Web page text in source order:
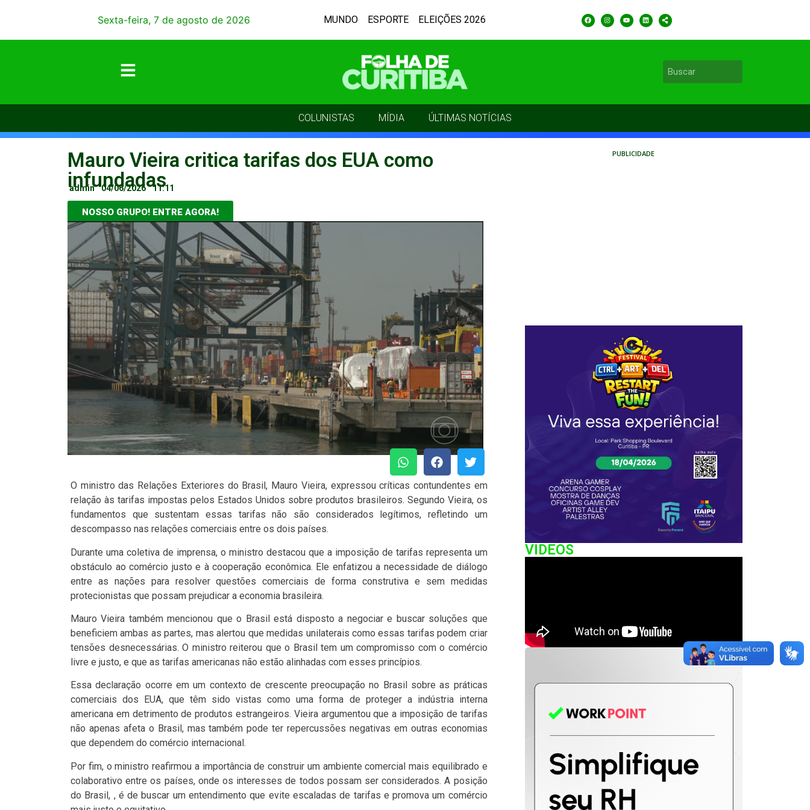
Sexta-feira, 7 de agosto de 2026 MUNDO ESPORTE ELEIÇÕES 2026
COLUNISTAS MÍDIA ÚLTIMAS NOTÍCIAS
Mauro Vieira critica tarifas dos EUA como
infundadas
admin 04/06/2026 11:11
NOSSO GRUPO! ENTRE AGORA!
O ministro das Relações Exteriores do Brasil, Mauro Vieira, expressou críticas contundentes em
relação às tarifas impostas pelos Estados Unidos sobre produtos brasileiros. Segundo Vieira, os
fundamentos que sustentam essas tarifas não são considerados legítimos, refletindo um
descompasso nas relações comerciais entre os dois países.
Durante uma coletiva de imprensa, o ministro destacou que a imposição de tarifas representa um
obstáculo ao comércio justo e à cooperação econômica. Ele enfatizou a necessidade de diálogo
entre as nações para resolver questões comerciais de forma construtiva e sem medidas
protecionistas que possam prejudicar a economia brasileira.
Mauro Vieira também mencionou que o Brasil está disposto a negociar e buscar soluções que
beneficiem ambas as partes, mas alertou que medidas unilaterais como essas tarifas podem criar
tensões desnecessárias. O ministro reiterou que o Brasil tem um compromisso com o comércio
livre e justo, e que as tarifas americanas não estão alinhadas com esses princípios.
Essa declaração ocorre em um contexto de crescente preocupação no Brasil sobre as práticas
comerciais dos EUA, que têm sido vistas como uma forma de proteger a indústria interna
americana em detrimento de produtos estrangeiros. Vieira argumentou que a imposição de tarifas
não apenas afeta o Brasil, mas também pode ter repercussões negativas em outras economias
que dependem do comércio internacional.
Por fim, o ministro reafirmou a importância de construir um ambiente comercial mais equilibrado e
colaborativo entre os países, onde os interesses de todos possam ser considerados. A posição
do Brasil, , é de buscar um entendimento que evite escaladas de tarifas e promova um comércio
PUBLICIDADE
VIDEOS